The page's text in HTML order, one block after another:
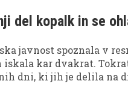
del kopalk in se
javnost spoznala v
iskala kar dvakrat.
dni, ki jih je delila na